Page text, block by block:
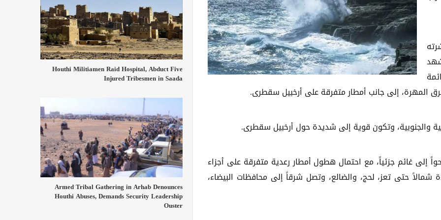
المهرة، إلى جانب أمطار متفرقة على أرخبيل سقطرى.
والجنوبية، وتكون قوية إلى شديدة حول أرخبيل سقطرى.
إلى غائم جزئياً، مع احتمال هطول أمطار رعدية متفرقة على أجزاء
شمالاً حتى تعز، لحج، والضالع، وتصل شرقاً إلى محافظات البيضاء،
Houthi Militiamen Raid Hospital, Abduct Five
Injured Tribesmen in Saada
Armed Tribal Gathering in Arhab Denounces
Houthi Abuses, Demands Security Leadership
Ouster